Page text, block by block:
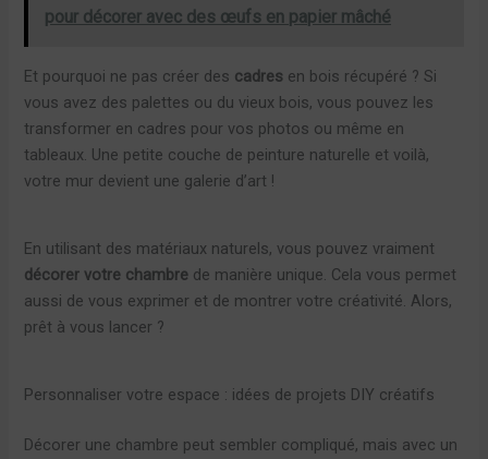
pour décorer avec des œufs en papier mâché
Et pourquoi ne pas créer des cadres en bois récupéré ? Si
vous avez des palettes ou du vieux bois, vous pouvez les
transformer en cadres pour vos photos ou même en
tableaux. Une petite couche de peinture naturelle et voilà,
votre mur devient une galerie d’art !
En utilisant des matériaux naturels, vous pouvez vraiment
décorer votre chambre de manière unique. Cela vous permet
aussi de vous exprimer et de montrer votre créativité. Alors,
prêt à vous lancer ?
Personnaliser votre espace : idées de projets DIY créatifs
Décorer une chambre peut sembler compliqué, mais avec un